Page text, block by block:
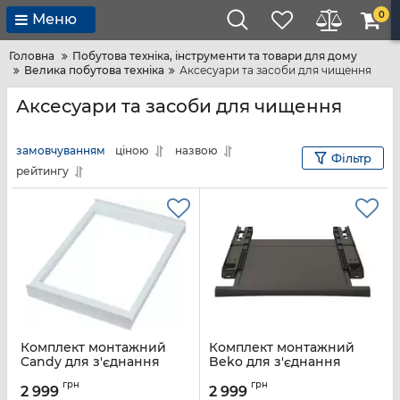
Меню 0
Головна
Побутова техніка, інструменти та товари для дому
Велика побутова техніка
Аксесуари та засоби для чищення
Аксесуари та засоби для чищення
замовчуванням ціною
назвою
рейтингу
Фільтр
Комплект монтажний
Candy для з'єднання
сушильною машиною,
2 999 грн
Комплект монтажний
Beko для з'єднання
сушильною машиною,
2 999 грн